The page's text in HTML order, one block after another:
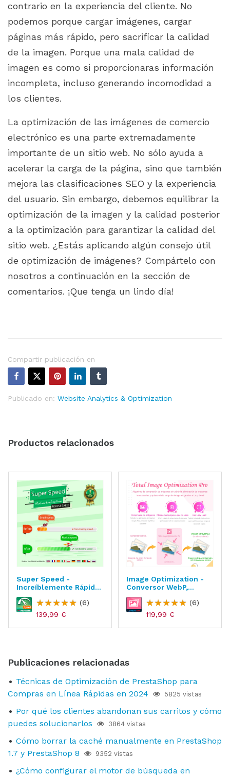
contrario en la experiencia del cliente. No
podemos porque cargar imágenes, cargar
páginas más rápido, pero sacrificar la calidad
de la imagen. Porque una mala calidad de
imagen es como si proporcionaras información
incompleta, incluso generando incomodidad a
los clientes.
La optimización de las imágenes de comercio
electrónico es una parte extremadamente
importante de un sitio web. No sólo ayuda a
acelerar la carga de la página, sino que también
mejora las clasificaciones SEO y la experiencia
del usuario. Sin embargo, debemos equilibrar la
optimización de la imagen y la calidad posterior
a la optimización para garantizar la calidad del
sitio web. ¿Estás aplicando algún consejo útil
de optimización de imágenes? Compártelo con
nosotros a continuación en la sección de
comentarios. ¡Que tenga un lindo día!
Compartir publicación en
Publicado en: Website Analytics & Optimization
Productos relacionados
Super Speed -
Increíblemente Rápido
- WebP, Page Cache &
SEO
(6)
139,99 €
Image Optimization -
Conversor WebP,
Imagen SEO
(6)
119,99 €
Publicaciones relacionadas
Técnicas de Optimización de PrestaShop para
Compras en Línea Rápidas en 2024
5825 vistas
Por qué los clientes abandonan sus carritos y cómo
puedes solucionarlos
3864 vistas
Cómo borrar la caché manualmente en PrestaShop
1.7 y PrestaShop 8
9352 vistas
¿Cómo configurar el motor de búsqueda en